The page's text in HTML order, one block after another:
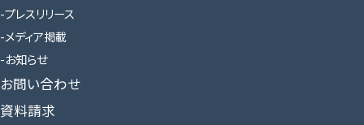
プレスリリース
メディア掲載
お知らせ
お問い合わせ
資料請求